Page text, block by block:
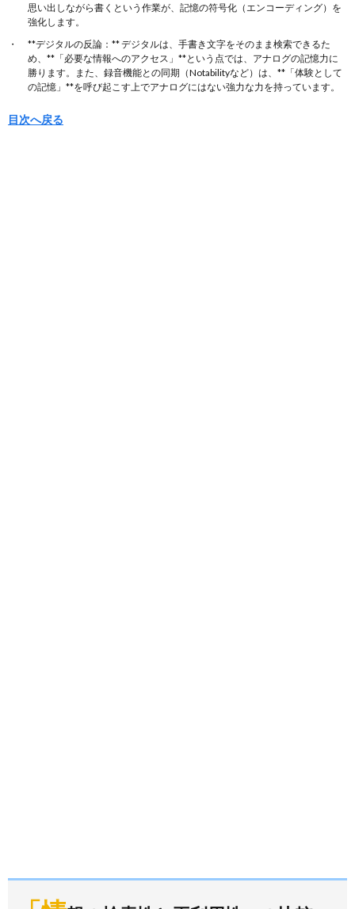
思い出しながら書くという作業が、記憶の符号化（エンコーディング）を
強化します。
**デジタルの反論：** デジタルは、手書き文字をそのまま検索できるた
め、**「必要な情報へのアクセス」**という点では、アナログの記憶力に
勝ります。また、録音機能との同期（Notabilityなど）は、**「体験として
の記憶」**を呼び起こす上でアナログにはない強力な力を持っています。
目次へ戻る